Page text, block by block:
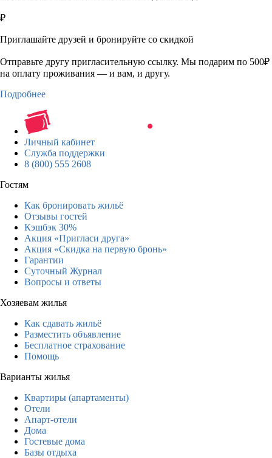
₽
Приглашайте друзей и бронируйте со скидкой
Отправьте другу пригласительную ссылку. Мы подарим по 500₽
на оплату проживания — и вам, и другу.
Подробнее
Личный кабинет
Служба поддержки
8 (800) 555 2608
Гостям
Как бронировать жильё
Отзывы гостей
Кэшбэк 30%
Акция «Пригласи друга»
Акция «Скидка на первую бронь»
Гарантии
Суточный Журнал
Вопросы и ответы
Хозяевам жилья
Как сдавать жильё
Разместить объявление
Бесплатное страхование
Помощь
Варианты жилья
Квартиры (апартаменты)
Отели
Апарт-отели
Дома
Гостевые дома
Базы отдыха